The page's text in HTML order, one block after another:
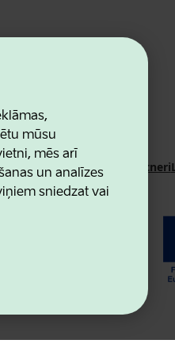
mūsu
mēs arī
un analīzes
sniedzat vai
KontaktiSadarbības partneri